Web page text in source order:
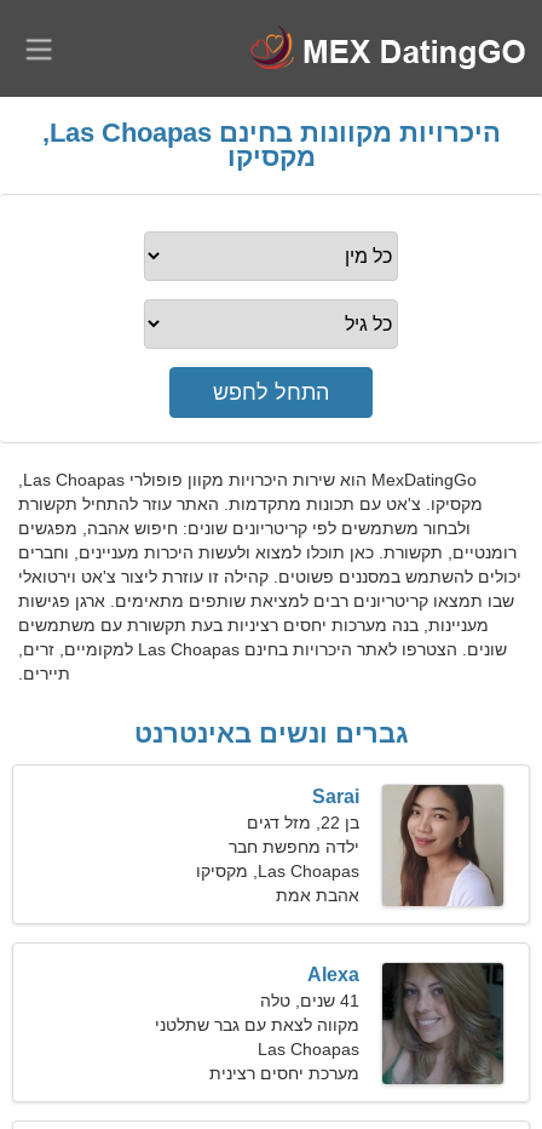
היכרויות מקוונות בחינם Las Choapas,
מקסיקו
מקסיקו. צ'אט עם תכונות מתקדמות. האתר עוזר להתחיל תקשורת
ולבחור משתמשים לפי קריטריונים שונים: חיפוש אהבה, מפגשים
רומנטיים, תקשורת. כאן תוכלו למצוא ולעשות היכרות מעניינים, וחברים
יכולים להשתמש במסננים פשוטים. קהילה זו עוזרת ליצור צ'אט וירטואלי
שבו תמצאו קריטריונים רבים למציאת שותפים מתאימים. ארגן פגישות
מעניינות, בנה מערכות יחסים רציניות בעת תקשורת עם משתמשים
שונים. הצטרפו לאתר היכרויות בחינם Las Choapas למקומיים, זרים,
תיירים.
גברים ונשים באינטרנט
Sarai
בן 22, מזל דגים
ילדה מחפשת חבר
Las Choapas, מקסיקו
אהבת אמת
Alexa
41 שנים, טלה
מקווה לצאת עם גבר שתלטני
Las Choapas
מערכת יחסים רצינית